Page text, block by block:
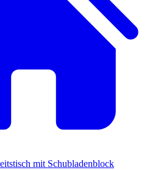
mit Schubladenblock